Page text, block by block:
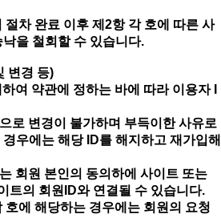
차 완료 이후 제2항 각 호에 따른 사
을 철회할 수 있습니다.
변경 등)
여 약관에 정하는 바에 따라 이용자 I
로 변경이 불가하며 부득이한 사유로
우에는 해당 ID를 해지하고 재가입해
회원 본인의 동의하에 사이트 또는
트의 회원ID와 연결될 수 있습니다.
에 해당하는 경우에는 회원의 요청